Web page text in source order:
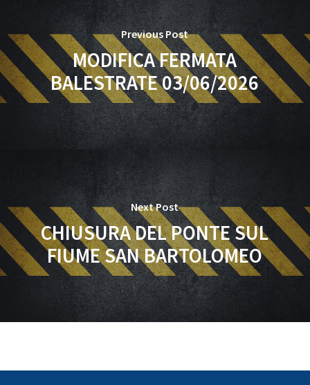
Previous Post
MODIFICA FERMATA
BALESTRATE 03/06/2026
Next Post
CHIUSURA DEL PONTE SUL
FIUME SAN BARTOLOMEO